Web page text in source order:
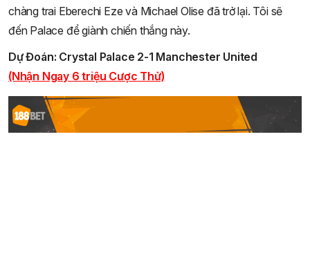
chàng trai Eberechi Eze và Michael Olise đã trở lại. Tôi sẽ
đến Palace để giành chiến thắng này.
Dự Đoán: Crystal Palace 2-1 Manchester United
(Nhận Ngay 6 triệu Cược Thử)